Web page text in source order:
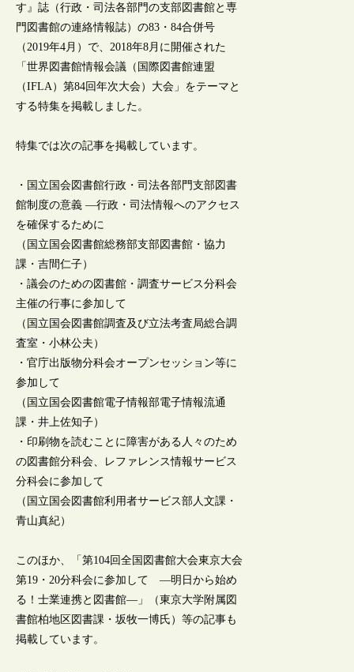
す』誌（行政・司法各部門の支部図書館と専
門図書館の連絡情報誌）の83・84合併号
（2019年4月）で、2018年8月に開催された
「世界図書館情報会議（国際図書館連盟
（IFLA）第84回年次大会）大会」をテーマと
する特集を掲載しました。
特集では次の記事を掲載しています。
・国立国会図書館行政・司法各部門支部図書
館制度の意義 ―行政・司法情報へのアクセス
を確保するために
（国立国会図書館総務部支部図書館・協力
課・吉間仁子）
・議会のための図書館・調査サービス分科会
主催の行事に参加して
（国立国会図書館調査及び立法考査局総合調
査室・小林公夫）
・官庁出版物分科会オープンセッション等に
参加して
（国立国会図書館電子情報部電子情報流通
課・井上佐知子）
・印刷物を読むことに障害がある人々のため
の図書館分科会、レファレンス情報サービス
分科会に参加して
（国立国会図書館利用者サービス部人文課・
青山真紀）
このほか、「第104回全国図書館大会東京大会
第19・20分科会に参加して ―明日から始め
る！士業連携と図書館―」（東京大学附属図
書館柏地区図書課・坂牧一博氏）等の記事も
掲載しています。